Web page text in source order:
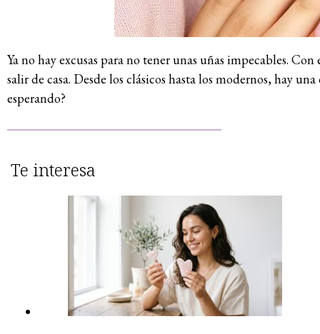
Ya no hay excusas para no tener unas uñas impecables.
salir de casa. Desde los clásicos hasta los modernos, hay
esperando?
Te interesa